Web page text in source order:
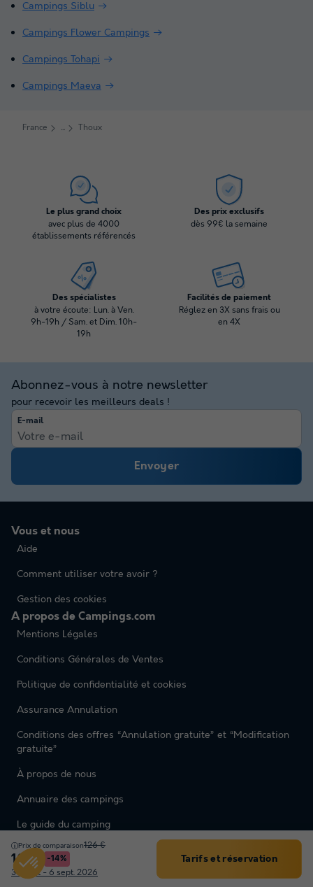
Prix de comparaison126 €
-14%
108 €
30 août - 6 sept. 2026
Tarifs et réservation
Campings Siblu
Campings Flower Campings
Campings Tohapi
Campings Maeva
France Thoux
Le plus grand choix
avec plus de 4000
établissements référencés
Des prix exclusifs
dès 99€ la semaine
Des spécialistes
à votre écoute: Lun. à Ven.
9h-19h / Sam. et Dim. 10h-
19h
Facilités de paiement
Réglez en 3X sans frais ou
en 4X
Abonnez-vous à notre newsletter
pour recevoir les meilleurs deals !
E-mail
Envoyer
Vous et nous
Aide
Comment utiliser votre avoir ?
Gestion des cookies
A propos de Campings.com
Mentions Légales
Conditions Générales de Ventes
Politique de confidentialité et cookies
Assurance Annulation
Conditions des offres “Annulation gratuite” et “Modification
gratuite”
À propos de nous
Annuaire des campings
Le guide du camping
Tout Savoir sur le camping
Ajouter votre établissement